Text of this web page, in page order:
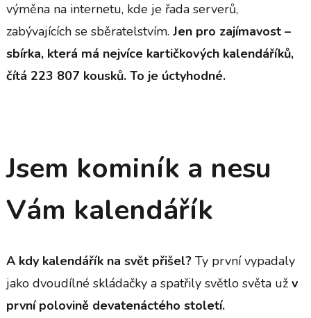
výměna na internetu, kde je řada serverů,
zabývajících se sběratelstvím. Jen pro zajímavost –
sbírka, která má nejvíce kartičkových kalendáříků,
čítá 223 807 kousků. To je úctyhodné.
Jsem kominík a nesu
Vám kalendářík
A kdy kalendářík na svět přišel? Ty první vypadaly
jako dvoudílné skládačky a spatřily světlo světa už v
první polovině devatenáctého století.